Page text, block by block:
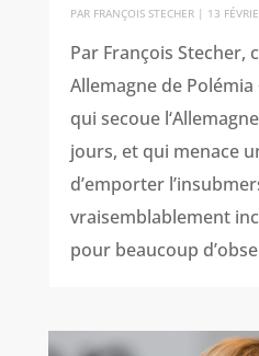
PAR FRANÇOIS STECHER| 13
Par François Stecher,
Allemagne de
qui secoue
jours, et qui menace
d’emporter
vraisemblablement
pour beaucoup